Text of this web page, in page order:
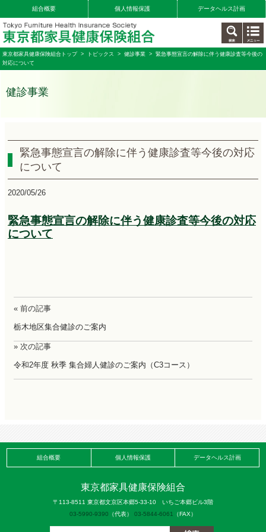
組合概要 個人情報保護 データヘルス計画
東京都家具健康保険組合トップ> トピックス > 健診事業 > 緊急事態宣言の解除に伴う健康診査等今後の
対応について
健診事業
緊急事態宣言の解除に伴う健康診査等今後の対応
について
2020/05/26
緊急事態宣言の解除に伴う健康診査等今後の対応
について
« 前の記事
栃木地区集合健診のご案内
» 次の記事
令和2年度 秋季 集合婦人健診のご案内（C3コース）
組合概要 個人情報保護 データヘルス計画
東京都家具健康保険組合
〒113-8511 東京都文京区本郷5-33-10 いちご本郷ビル3階
03-5990-9390 （代表） 03-5844-6061 （FAX）